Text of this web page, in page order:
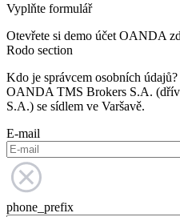
Vyplňte formulář
Otevřete si demo účet OANDA
Rodo section
Kdo je správcem osobních údajů?
OANDA TMS Brokers S.A.
S.A.) se sídlem ve Varšavě.
E-mail
phone_prefix